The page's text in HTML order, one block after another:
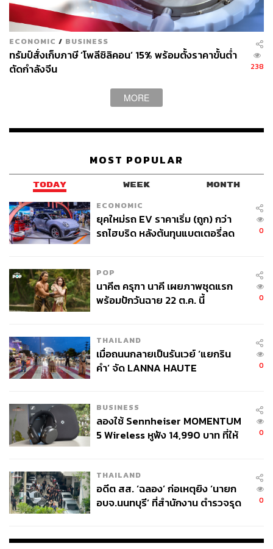
TAGS: สมเด็จพระสันตะปาปาฟรานซิส
Melania Trump
ไว้อาลัย
คริสตจักรคาทอลิก ผู้นำโลก
Vatican
พิธีศพ
Donald Trump Pope Francis
ECONOMIC / BUSINESS
ทรัมป์สั่งเก็บภาษี ‘โพลีซิลิคอน’ 15% พร้อมตั้งราคาขั้นต่ำ
ตัดกำลังจีน
238
MORE
MOST POPULAR
TODAY WEEK MONTH
ECONOMIC
ยุคใหม่รถ EV ราคาเริ่ม (ถูก) กว่า
รถไฮบริด หลังต้นทุนแบตเตอรี่ลด
0
POP
นาคี๓ ครุฑา นาคี เผยภาพชุดแรก
พร้อมปักวันฉาย 22 ต.ค. นี้
0
THAILAND
เมื่อถนนกลายเป็นรันเวย์ ‘แยกริน
คำ’ จัด LANNA HAUTE
0
BUSINESS
ลองใช้ Sennheiser MOMENTUM
5 Wireless หูฟัง 14,990 บาท ที่ให้
0
THAILAND
อดีต สส. ‘ฉลอง’ ก่อเหตุยิง ‘นายก
อบจ.นนทบุรี’ ที่สำนักงาน ตำรวจรุด
0